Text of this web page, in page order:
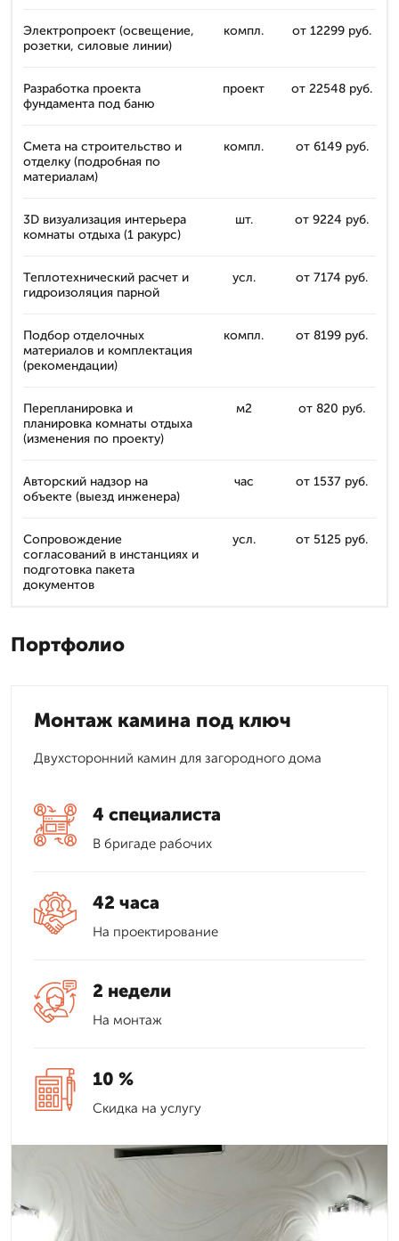
Электропроект (освещение,
розетки, силовые линии)
компл. от 12299 руб.
Разработка проекта
фундамента под баню
проект от 22548 руб.
Смета на строительство и
отделку (подробная по
материалам)
компл. от 6149 руб.
3D визуализация интерьера
комнаты отдыха (1 ракурс)
шт. от 9224 руб.
Теплотехнический расчет и
гидроизоляция парной
усл. от 7174 руб.
Подбор отделочных
материалов и комплектация
(рекомендации)
компл. от 8199 руб.
Перепланировка и
планировка комнаты отдыха
(изменения по проекту)
м2 от 820 руб.
Авторский надзор на
объекте (выезд инженера)
час от 1537 руб.
Сопровождение
согласований в инстанциях и
подготовка пакета
документов
усл. от 5125 руб.
Портфолио
Монтаж камина под ключ
Двухсторонний камин для загородного дома
4 специалиста
В бригаде рабочих
42 часа
На проектирование
2 недели
На монтаж
10 %
Скидка на услугу